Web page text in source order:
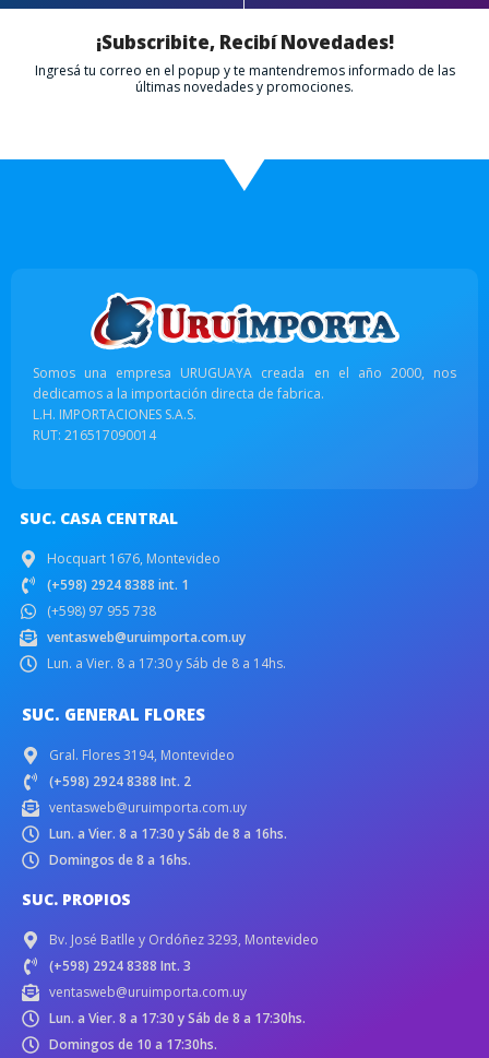
¡Subscribite, Recibí Novedades!
Ingresá tu correo en el popup y te mantendremos informado de las
últimas novedades y promociones.
Somos una empresa URUGUAYA creada en el año 2000, nos
dedicamos a la importación directa de fabrica.
L.H. IMPORTACIONES S.A.S.
RUT: 216517090014
SUC. CASA CENTRAL
Hocquart 1676, Montevideo
(+598) 2924 8388 int. 1
(+598) 97 955 738
ventasweb@uruimporta.com.uy
Lun. a Vier. 8 a 17:30 y Sáb de 8 a 14hs.
SUC. GENERAL FLORES
Gral. Flores 3194, Montevideo
(+598) 2924 8388 Int. 2
ventasweb@uruimporta.com.uy
Lun. a Vier. 8 a 17:30 y Sáb de 8 a 16hs.
Domingos de 8 a 16hs.
SUC. PROPIOS
Bv. José Batlle y Ordóñez 3293, Montevideo
(+598) 2924 8388 Int. 3
ventasweb@uruimporta.com.uy
Lun. a Vier. 8 a 17:30 y Sáb de 8 a 17:30hs.
Domingos de 10 a 17:30hs.